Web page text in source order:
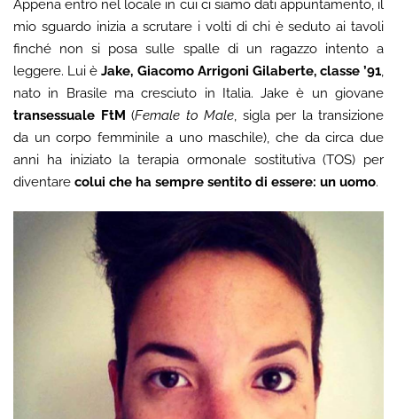
Appena entro nel locale in cui ci siamo dati appuntamento, il
mio sguardo inizia a scrutare i volti di chi è seduto ai tavoli
finché non si posa sulle spalle di un ragazzo intento a
leggere. Lui èJake, Giacomo Arrigoni Gilaberte, classe ’91,
nato in Brasile ma cresciuto in Italia. Jake è un giovane
transessuale FtM (Female to Male, sigla per la transizione
da un corpo femminile a uno maschile), che da circa due
anni ha iniziato la terapia ormonale sostitutiva (TOS) per
diventare colui che ha sempre sentito di essere: un uomo.